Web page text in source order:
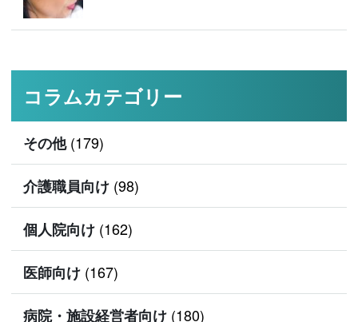
コラムカテゴリー
その他(179)
介護職員向け (98)
個人院向け (162)
医師向け (167)
病院・施設経営者向け (180)